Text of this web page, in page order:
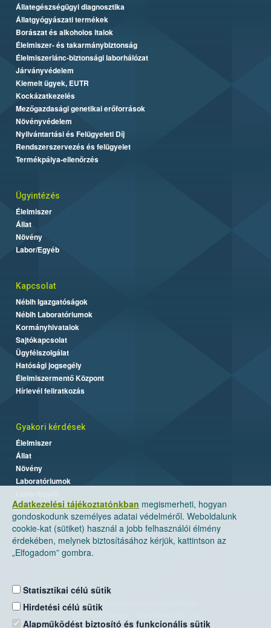
Adatkezelési tájékoztatónkban megismerheti, hogyan
gondoskodunk személyes adatai védelméről. Weboldalunk
cookie-kat (sütiket) használ a jobb felhasználói élmény
érdekében, melynek biztosításához kérjük, kattintson az
„Elfogadom” gombra.
Statisztikai célú sütik
Hirdetési célú sütik
Alapműködést biztosító és funkcionális sütik
Állategészségügyi diagnosztika
Állatgyógyászati termékek
Borászat és alkoholos italok
Élelmiszer- és takarmánybiztonság
Élelmiszerlánc-biztonsági laborhálózat
Járványvédelem
Kiemelt ügyek, EUTR
Kockázatkezelés
Mezőgazdasági genetikai erőforrások
Növényvédelem
Nyilvántartási és Felügyeleti Díj
Rendszerszervezés és felügyelet
Termékpálya-ellenőrzés
Ügyintézés
Élelmiszer
Állat
Növény
Labor/Egyéb
Kapcsolat
Nébih Igazgatóságok
Nébih Laboratóriumok
Kormányhivatalok
Sajtókapcsolat
Ügyfélszolgálat
Hatósági jogsegély
Élelmiszermentő Központ
Hírlevél feliratkozás
Gyakori kérdések
Élelmiszer
Állat
Növény
Laboratóriumok
Nemzeti Élelmiszerlánc-biztonsági Hivatal